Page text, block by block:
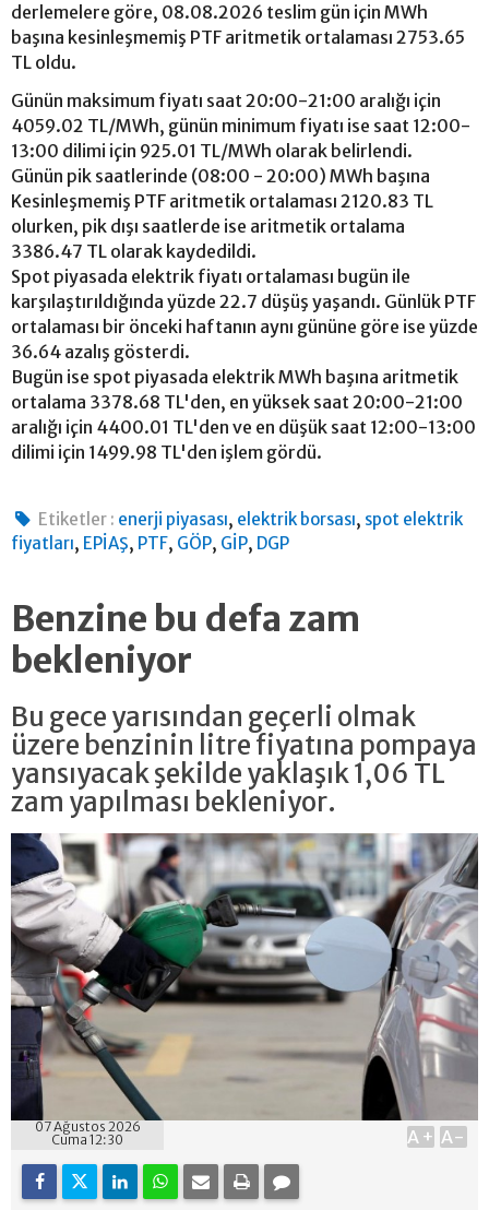
derlemelere göre, 08.08.2026 teslim gün için MWh
başına kesinleşmemiş PTF aritmetik ortalaması 2753.65
TL oldu.
Günün maksimum fiyatı saat 20:00-21:00 aralığı için
4059.02 TL/MWh, günün minimum fiyatı ise saat 12:00-
13:00 dilimi için 925.01 TL/MWh olarak belirlendi.
Günün pik saatlerinde (08:00 - 20:00) MWh başına
Kesinleşmemiş PTF aritmetik ortalaması 2120.83 TL
olurken, pik dışı saatlerde ise aritmetik ortalama
3386.47 TL olarak kaydedildi.
Spot piyasada elektrik fiyatı ortalaması bugün ile
karşılaştırıldığında yüzde 22.7 düşüş yaşandı. Günlük PTF
ortalaması bir önceki haftanın aynı gününe göre ise yüzde
36.64 azalış gösterdi.
Bugün ise spot piyasada elektrik MWh başına aritmetik
ortalama 3378.68 TL'den, en yüksek saat 20:00-21:00
aralığı için 4400.01 TL'den ve en düşük saat 12:00-13:00
dilimi için 1499.98 TL'den işlem gördü.
Etiketler : enerji piyasası, elektrik borsası, spot elektrik
fiyatları, EPİAŞ, PTF, GÖP, GİP, DGP
Benzine bu defa zam
bekleniyor
Bu gece yarısından geçerli olmak
üzere benzinin litre fiyatına pompaya
yansıyacak şekilde yaklaşık 1,06 TL
zam yapılması bekleniyor.
07 Ağustos 2026
Cuma 12:30
A+ A-